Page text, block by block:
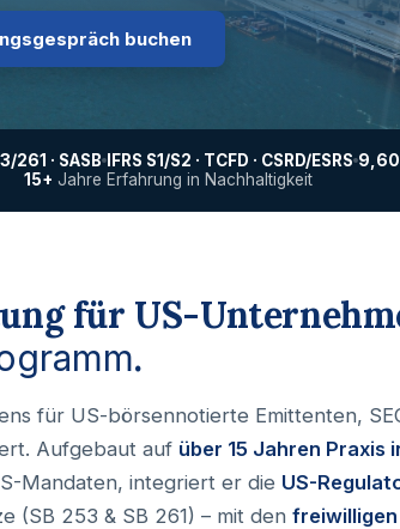
buchen
261 · SASB IFRS S1/S2 · TCFD · CSRD/ESRS
15+ Jahre Erfahrung in Nachhaltigkeit
für US-
.
für US-börsennotierte Emittenten,
Aufgebaut auf über 15 Jahren Praxis
Mandaten, integriert er die US-
(SB 253 & SB 261) – mit den freiwilligen